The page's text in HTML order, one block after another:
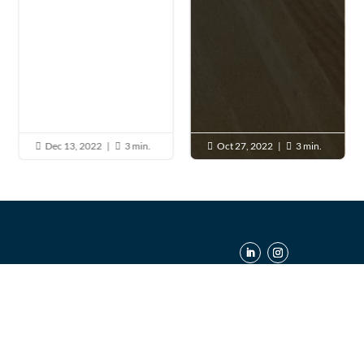
 Dec 13, 2022 |  3 min.  Oct 27, 2022 |  3 min.